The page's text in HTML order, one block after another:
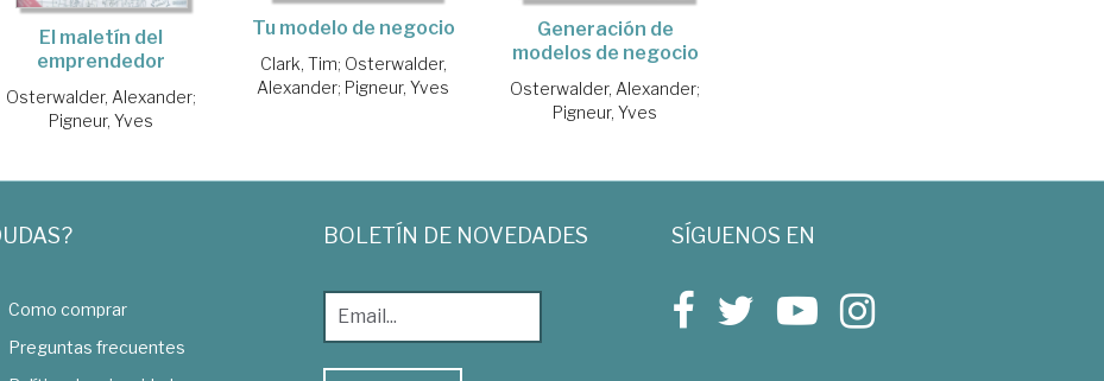
El maletín del
emprendedor
Osterwalder, Alexander;
Pigneur, Yves
Tu modelo de negocio
Clark, Tim; Osterwalder,
Alexander; Pigneur, Yves
Generación de
modelos de negocio
Osterwalder, Alexander;
Pigneur, Yves
Como comprar
Preguntas frecuentes
BOLETÍN DE NOVEDADES SÍGUENOS EN